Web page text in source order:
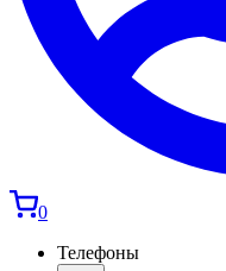
0
Телефоны